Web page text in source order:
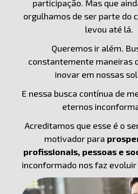
participação. Mas que
orgulhamos de ser parte do
levou até lá.
Queremos ir além.
constantemente maneiras
inovar em nossas
E nessa busca contínua de
eternos
Acreditamos que esse é o
motivador para
profissionais, pessoas e
inconformado nos faz evoluir